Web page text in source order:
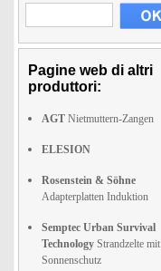
Pagine web di altri
produttori:
AGT Nietmuttern-Zangen
ELESION
Rosenstein & Söhne
Adapterplatten Induktion
Semptec Urban Survival
Technology Strandzelte mit
Sonnenschutz